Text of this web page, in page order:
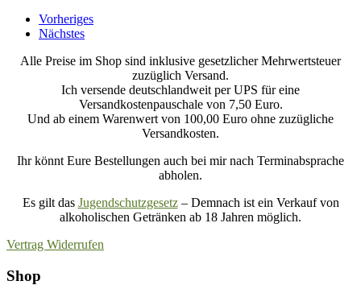
Vorheriges
Nächstes
Alle Preise im Shop sind inklusive gesetzlicher Mehrwertsteuer
zuzüglich Versand.
Ich versende deutschlandweit per UPS für eine
Versandkostenpauschale von 7,50 Euro.
Und ab einem Warenwert von 100,00 Euro ohne zuzügliche
Versandkosten.
Ihr könnt Eure Bestellungen auch bei mir nach Terminabsprache
abholen.
Es gilt das Jugendschutzgesetz– Demnach ist ein Verkauf von
alkoholischen Getränken ab 18 Jahren möglich.
Vertrag Widerrufen
Shop